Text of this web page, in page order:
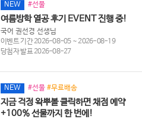
NEW #선물
여름방학 열공 후기 EVENT 진행 중!
국어 권선경 선생님
이벤트 기간 2026-08-05 ~ 2026-08-19
당첨자 발표 2026-08-27
NEW #선물 #무료배송
지금 걱정 왁뿌볼 클릭하면 채점 예약
+100% 선물까지 한 번에!